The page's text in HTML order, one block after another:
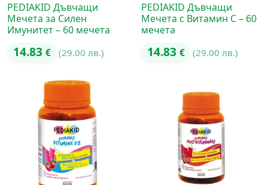
PEDIAKID Дъвчащи
Мечета за Силен
Имунитет – 60 мечета
14.83 € (29.00 лв.)
PEDIAKID Дъвчащи
Мечета с Витамин C – 60
мечета
14.83 € (29.00 лв.)